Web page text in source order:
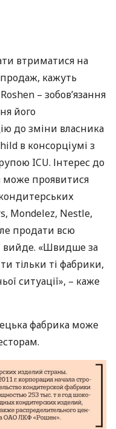
втриматися на
продаж, кажуть
– зобов’язання
його
до зміни власника
в консорціумі з
ICU. Інтерес до
може проявитися
Mondelez, Nestle,
продати всю
вийде. «Швидше за
тільки ті фабрики,
ситуації», – каже
фабрика може